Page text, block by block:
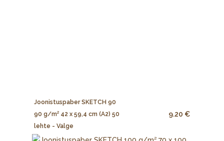
Joonistuspaber SKETCH 90
90 g/m² 42 x 59,4 cm (A2) 50
lehte - Valge
9.20 €